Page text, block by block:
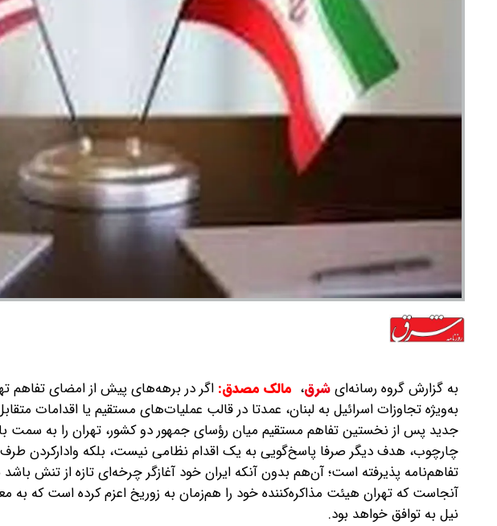
به گزارش گروه رسانه‌ایشرق، مالک مصدق: اگر در برهه‌های پیش از امضای تفاهم
به‌ویژه تجاوزات اسرائیل به لبنان، عمدتا در قالب عملیات‌های مستقیم یا اقدامات
جدید پس از نخستین تفاهم مستقیم میان رؤسای جمهور دو کشور، تهران را به سمت
چارچوب، هدف دیگر صرفا پاسخ‌گویی به یک اقدام نظامی نیست، بلکه وادار‌کردن
تفاهم‌نامه پذیرفته است؛ آن‌هم بدون آنکه ایران خود آغازگر چرخه‌ای تازه از تنش
آنجاست که تهران هیئت مذاکره‌کننده خود را هم‌زمان به زوریخ اعزم کرده است که به
نیل به توافق خواهد بود.